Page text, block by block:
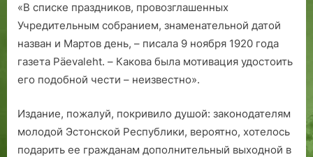
«В списке праздников, провозглашенных
Учредительным собранием, знаменательной датой
назван и Мартов день, – писала 9 ноября 1920 года
газета Päevaleht. – Какова была мотивация удостоить
его подобной чести – неизвестно».
Издание, пожалуй, покривило душой: законодателям
молодой Эстонской Республики, вероятно, хотелось
подарить ее гражданам дополнительный выходной в